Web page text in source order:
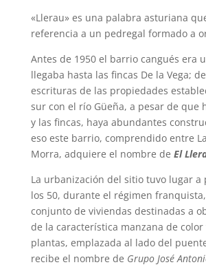
«Llerau» es una palabra asturiana
referencia a un pedregal formado a
Antes de 1950 el barrio cangués era
llegaba hasta las fincas De la Vega;
escrituras de las propiedades
sur con el río Güeña, a pesar de que
y las fincas, haya abundantes
eso este barrio, comprendido entre
Morra, adquiere el nombre de El
La urbanización del sitio tuvo lugar a
los 50, durante el régimen
conjunto de viviendas destinadas a
de la característica manzana de color
plantas, emplazada al lado del
recibe el nombre de Grupo José